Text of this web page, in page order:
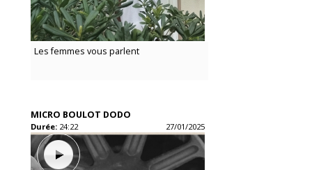
Les femmes vous parlent
MICRO BOULOT DODO
Durée: 24:22 27/01/2025